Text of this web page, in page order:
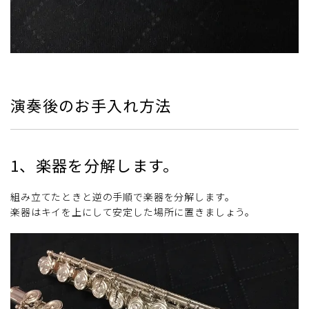
演奏後のお手入れ方法
1、楽器を分解します。
組み立てたときと逆の手順で楽器を分解します。
楽器はキイを上にして安定した場所に置きましょう。